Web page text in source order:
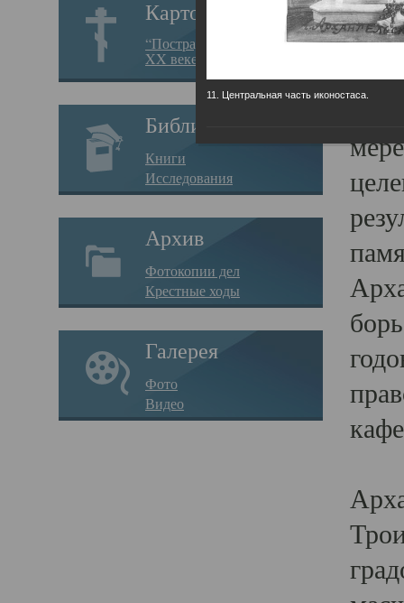
Картотека
“Пострадавшие за веру в
XX веке на Севере”
Библиотека
Книги
Исследования
Архив
Фотокопии дел
Крестные ходы
Галерея
Фото
Видео
11. Центральная часть иконостаса.